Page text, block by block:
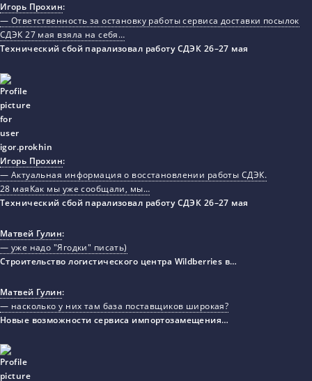
Игорь Прохин:
— Ответственность за остановку работы сервиса доставки посылок
СДЭК 27 мая взяла на себя…
Технический сбой парализовал работу СДЭК 26–27 мая
Игорь Прохин:
— Актуальная информация о восстановлении работы СДЭК.
28 маяКак мы уже сообщали, мы…
Технический сбой парализовал работу СДЭК 26–27 мая
Матвей Гулин:
— уже надо "Ягодки" писать)
Строительство логистического центра Wildberries в…
Матвей Гулин:
— насколько у них там база поставщиков широкая?
Новые возможности сервиса импортозамещения…